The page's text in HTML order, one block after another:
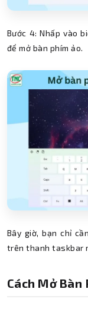
Bước 4: Nhấp vào
để mở bàn phím ảo.
Bây giờ, bạn chỉ
trên thanh taskbar
Cách Mở Bàn